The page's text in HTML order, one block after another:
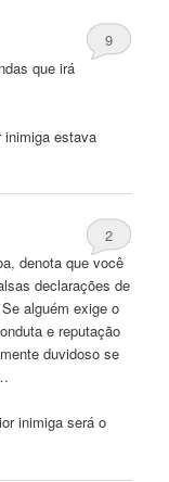
9
que irá
inimiga estava
2
denota que você
declarações de
alguém exige o
e reputação
duvidoso se
inimiga será o